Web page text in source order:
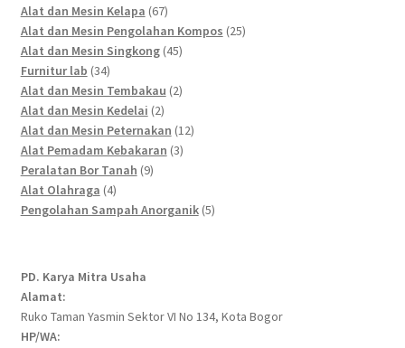
Alat dan Mesin Kelapa 6767
products
Alat dan Mesin Pengolahan Kompos 2525
Alat dan Mesin Singkong 4545
Furnitur lab 3434
products
Alat dan Mesin Tembakau 22
Alat dan Mesin Kedelai 22
products
Alat dan Mesin Peternakan 1212
Alat Pemadam Kebakaran 33
Peralatan Bor Tanah 99
Alat Olahraga 44
products
Pengolahan Sampah Anorganik 55
PD. Karya Mitra Usaha
Alamat:
Ruko Taman Yasmin Sektor VI No 134, Kota Bogor
HP/WA: